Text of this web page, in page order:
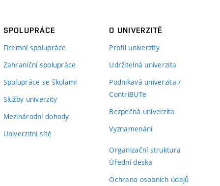
SPOLUPRÁCE
Firemní spolupráce
Zahraniční spolupráce
Spolupráce se školami
Služby univerzity
Mezinárodní dohody
Univerzitní sítě
O UNIVERZITĚ
Profil univerzity
Udržitelná univerzita
Podnikavá univerzita /
ContriBUTe
Bezpečná univerzita
Vyznamenání
Organizační struktura
Úřední deska
Ochrana osobních údajů